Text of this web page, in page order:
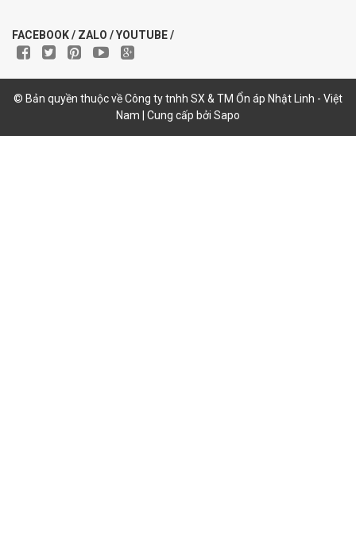
FACEBOOK / ZALO / YOUTUBE /
© Bản quyền thuộc về Công ty tnhh SX & TM Ổn áp Nhật Linh - Việt
Nam | Cung cấp bởi Sapo